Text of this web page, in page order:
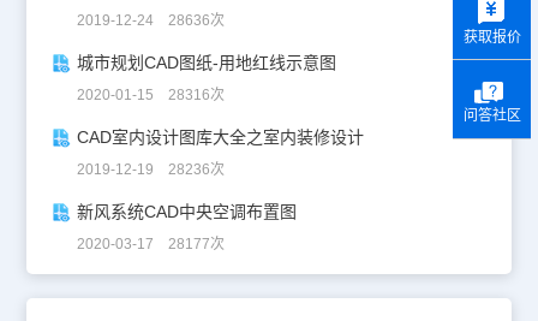
2019-12-24 28636次
城市规划CAD图纸-用地红线示意图
2020-01-15 28316次
CAD室内设计图库大全之室内装修设计
2019-12-19 28236次
新风系统CAD中央空调布置图
2020-03-17 28177次
获取报价
问答社区